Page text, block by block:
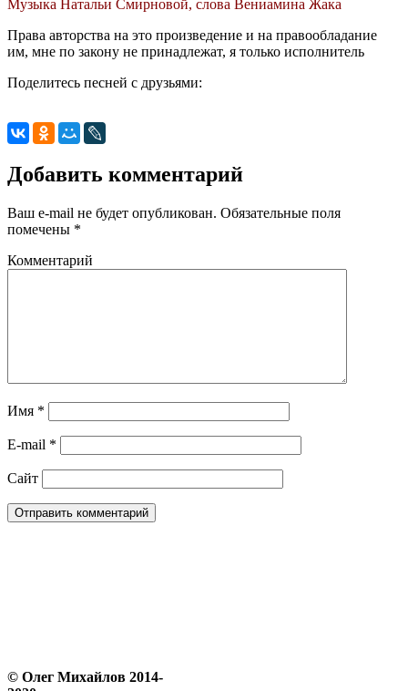
Музыка Натальи Смирновой, слова Вениамина Жака
Права авторства на это произведение и на правообладание
им, мне по закону не принадлежат, я только исполнитель
Поделитесь песней с друзьями:
Добавить комментарий
Ваш e-mail не будет опубликован. Обязательные поля
помечены *
Комментарий
Имя *
E-mail *
Сайт
© Олег Михайлов 2014-